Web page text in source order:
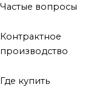
Частые вопросы
Контрактное
производство
Где купить